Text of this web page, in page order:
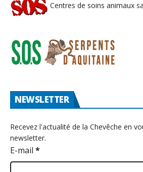
Centres de soins animaux
NEWSLETTER
Recevez l'actualité de la Chevêche en
newsletter.
E-mail *